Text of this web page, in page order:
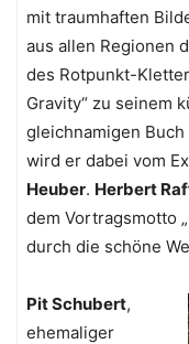
mit traumhaften
aus allen Regionen
des Rotpunkt-
Gravity“ zu seinem
gleichnamigen
wird er dabei vom
Heuber. Herbert
dem Vortragsmotto
durch die schöne
Pit Schubert,
ehemaliger